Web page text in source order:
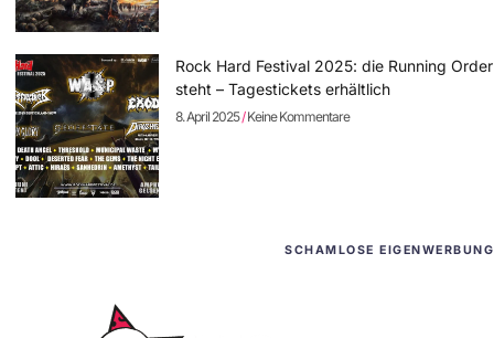
Rock Hard Festival 2025: die Running Order
steht – Tagestickets erhältlich
8. April 2025 Keine Kommentare
SCHAMLOSE EIGENWERBUNG